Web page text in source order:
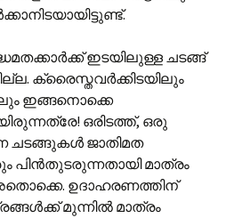
ഇടയിലുള്ള ചടങ്ങ്
ക്രൈസ്തവർക്കിടയിലും
ഇങ്ങനൊക്കെ
ഒരിടത്ത്, ഒരു
ചടങ്ങുകൾ ജാതിമത
പിൻ‌തുടരുന്നതായി മാത്രം
ഉദാഹരണത്തിന്
മുന്നിൽ മാത്രം